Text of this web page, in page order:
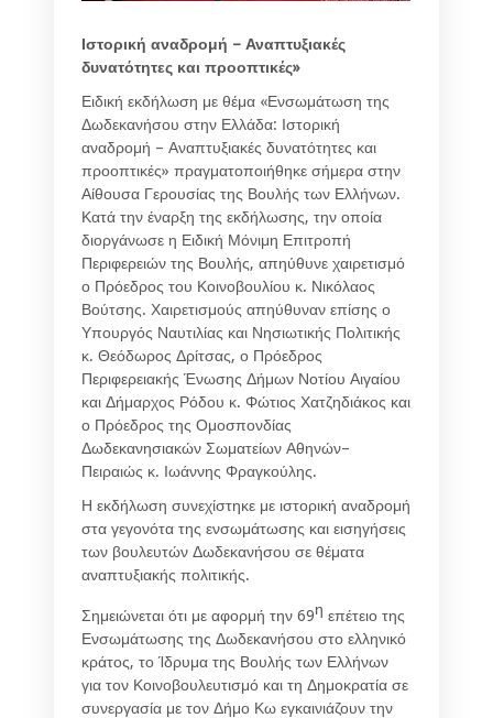
Ιστορική αναδρομή – Αναπτυξιακές
δυνατότητες και προοπτικές»
Ειδική εκδήλωση με θέμα «Ενσωμάτωση της
Δωδεκανήσου στην Ελλάδα: Ιστορική
αναδρομή – Αναπτυξιακές δυνατότητες και
προοπτικές» πραγματοποιήθηκε σήμερα στην
Αίθουσα Γερουσίας της Βουλής των Ελλήνων.
Κατά την έναρξη της εκδήλωσης, την οποία
διοργάνωσε η Ειδική Μόνιμη Επιτροπή
Περιφερειών της Βουλής, απηύθυνε χαιρετισμό
ο Πρόεδρος του Κοινοβουλίου κ. Νικόλαος
Βούτσης. Χαιρετισμούς απηύθυναν επίσης ο
Υπουργός Ναυτιλίας και Νησιωτικής Πολιτικής
κ. Θεόδωρος Δρίτσας, ο Πρόεδρος
Περιφερειακής Ένωσης Δήμων Νοτίου Αιγαίου
και Δήμαρχος Ρόδου κ. Φώτιος Χατζηδιάκος και
ο Πρόεδρος της Ομοσπονδίας
Δωδεκανησιακών Σωματείων Αθηνών–
Πειραιώς κ. Ιωάννης Φραγκούλης.
Η εκδήλωση συνεχίστηκε με ιστορική αναδρομή
στα γεγονότα της ενσωμάτωσης και εισηγήσεις
των βουλευτών Δωδεκανήσου σε θέματα
αναπτυξιακής πολιτικής.
Σημειώνεται ότι με αφορμή την 69η επέτειο της
Ενσωμάτωσης της Δωδεκανήσου στο ελληνικό
κράτος, το Ίδρυμα της Βουλής των Ελλήνων
για τον Κοινοβουλευτισμό και τη Δημοκρατία σε
συνεργασία με τον Δήμο Κω εγκαινιάζουν την